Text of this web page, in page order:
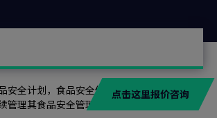
点击这里报价咨询
安全计划，食品安全体系认证FSSC 22000可
管理其食品安全管理体系。